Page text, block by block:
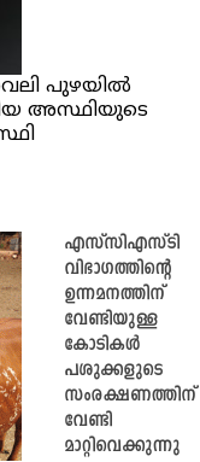
പുഴയിൽ
അസ്ഥിയുടെ
എസ്‌സിഎസ്ടി
വിഭാഗത്തിന്റെ
ഉന്നമനത്തിന്
വേണ്ടിയുള്ള
കോടികൾ
പശുക്കളുടെ
സംരക്ഷണത്തിന്
വേണ്ടി
മാറ്റിവെക്കുന്നു